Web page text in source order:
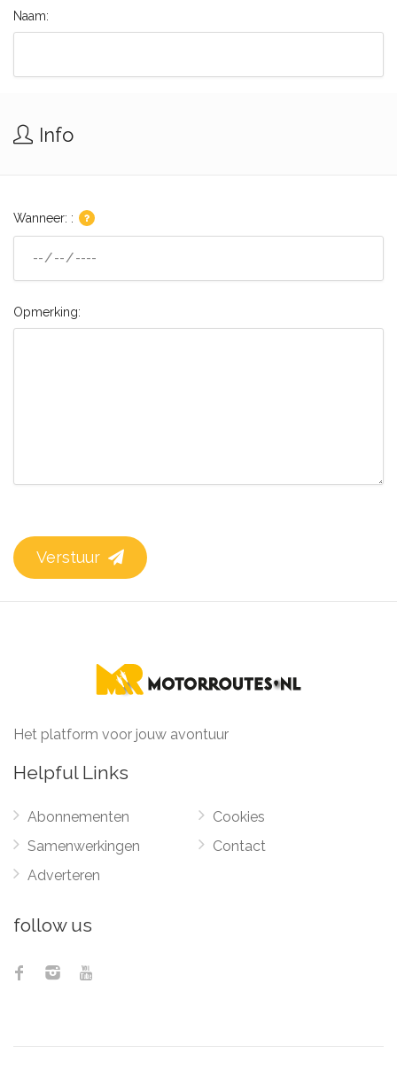
Naam:
Info
Wanneer: :
Opmerking:
Verstuur
Het platform voor jouw avontuur
Helpful Links
Abonnementen
Samenwerkingen
Adverteren
Cookies
Contact
follow us